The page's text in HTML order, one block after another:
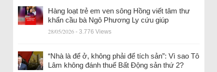
Hàng loạt trẻ em ven sông Hồng viết tâm thư
khẩn cầu bà Ngô Phương Ly cứu giúp
28/05/2026 - 3.776 Views
“Nhà là để ở, không phải để tích sản”: Vì sao Tô
Lâm không đánh thuế Bất Động sản thứ 2?